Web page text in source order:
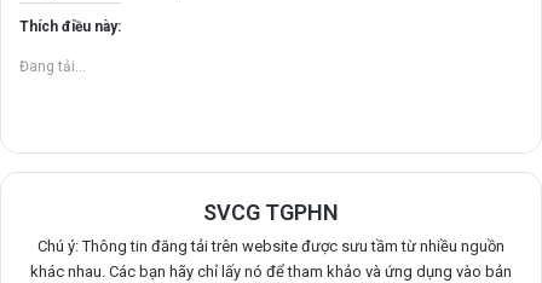
Thích điều này:
Đang tải...
SVCG TGPHN
Chú ý: Thông tin đăng tải trên website được sưu tầm từ nhiều nguồn
khác nhau. Các bạn hãy chỉ lấy nó để tham khảo và ứng dụng vào bản